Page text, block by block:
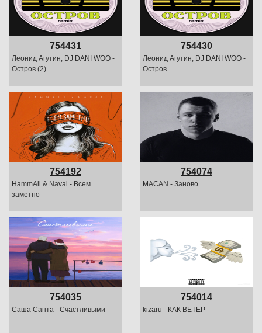
754431
Леонид Агутин, DJ DANI WOO -
Остров (2)
754430
Леонид Агутин, DJ DANI WOO -
Остров
754192
HammAli & Navai - Всем
заметно
754074
MACAN - Заново
754035
Саша Санта - Счастливыми
754014
kizaru - КАК ВЕТЕР